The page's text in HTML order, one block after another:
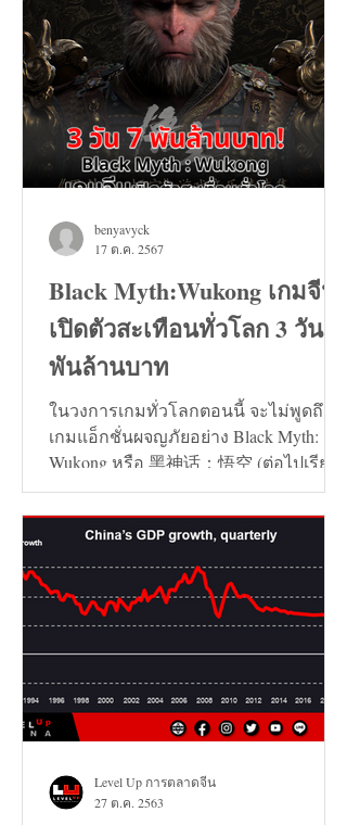
Black Myth:Wukong เกมจีน
เปิดตัวสะเทือนทั่วโลก 3 วัน 7
พันล้านบาท
ในวงการเกมทั่วโลกตอนนี้ จะไม่พูดถึง
เกมแอ็กชั่นผจญภัยอย่าง Black Myth:
Wukong หรือ 黑神话：悟空 (ต่อไปเรียก
ว่า เกมหงอคง) ไม่ได้เลย...
benyavyck
17 ต.ค. 2567
Level Up การตลาดจีน
27 ต.ค. 2563